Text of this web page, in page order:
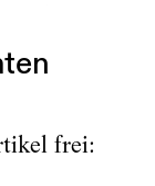
frei: